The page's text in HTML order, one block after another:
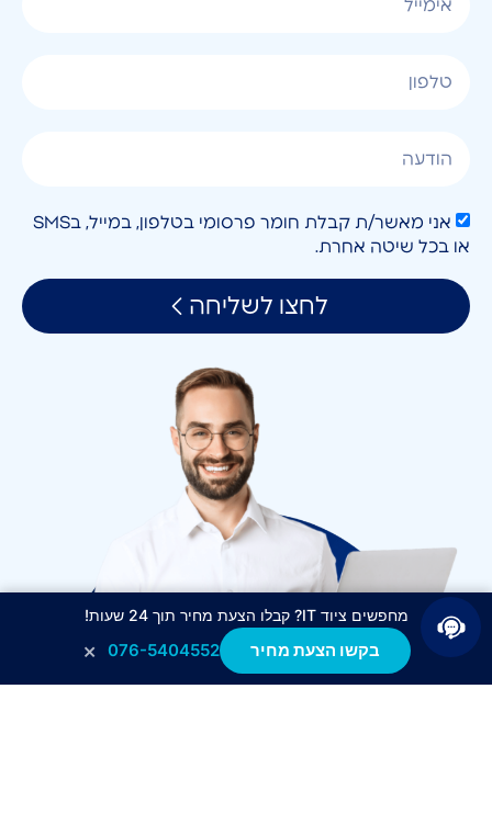
אני מאשר/ת קבלת חומר פרסומי בטלפון, במייל, בSMS
או בכל שיטה אחרת.
לחצו לשליחה
מחפשים ציוד IT? קבלו הצעת מחיר תוך 24 שעות!
בקשו הצעת מחיר 076-5404552
×